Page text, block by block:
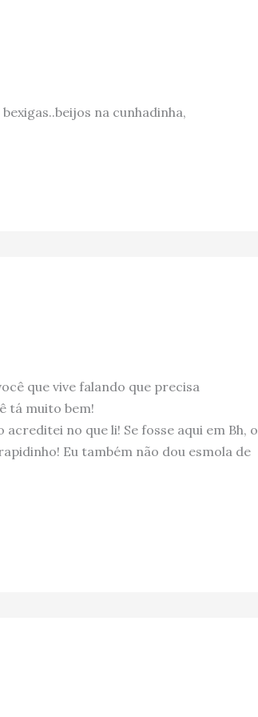
na cunhadinha,
que vive falando que precisa
tá muito bem!
no que li! Se fosse aqui em Bh, o
Eu também não dou esmola de